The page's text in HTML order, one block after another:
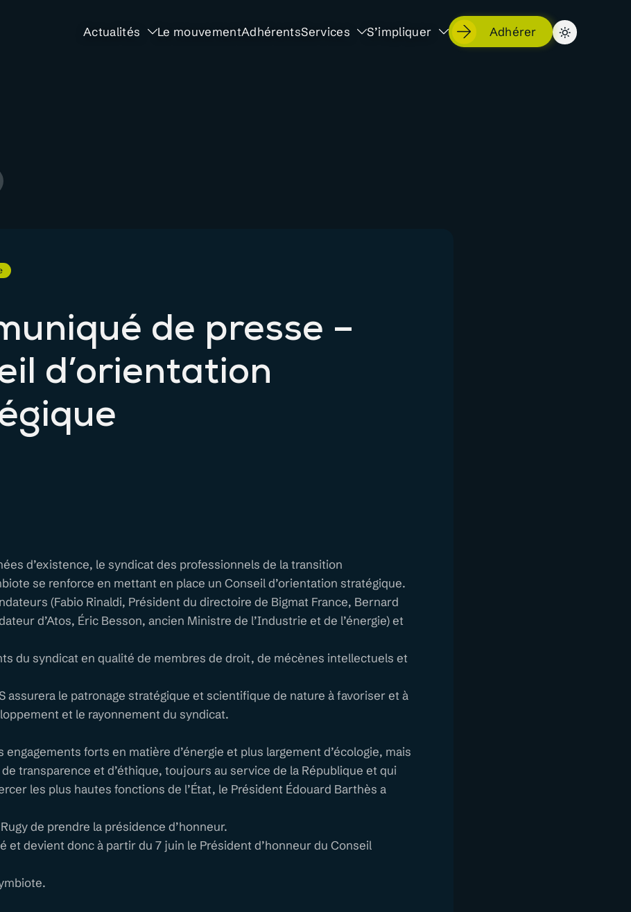
Actualités Le mouvementAdhérentsServices S’impliquer Adhérer
de presse –
d’orientation
d’existence, le syndicat des professionnels de la transition
se renforce en mettant en place un Conseil d’orientation stratégique.
(Fabio Rinaldi, Président du directoire de Bigmat France, Bernard
d’Atos, Éric Besson, ancien Ministre de l’Industrie et de l’énergie) et
du syndicat en qualité de membres de droit, de mécènes intellectuels et
assurera le patronage stratégique et scientifique de nature à favoriser et à
et le rayonnement du syndicat.
engagements forts en matière d’énergie et plus largement d’écologie, mais
transparence et d’éthique, toujours au service de la République et qui
les plus hautes fonctions de l’État, le Président Édouard Barthès a
de prendre la présidence d’honneur.
et devient donc à partir du 7 juin le Président d’honneur du Conseil